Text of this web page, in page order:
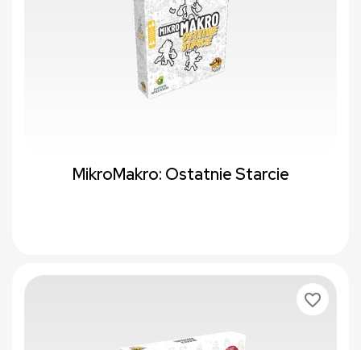
MikroMakro: Ostatnie Starcie
favorite_border